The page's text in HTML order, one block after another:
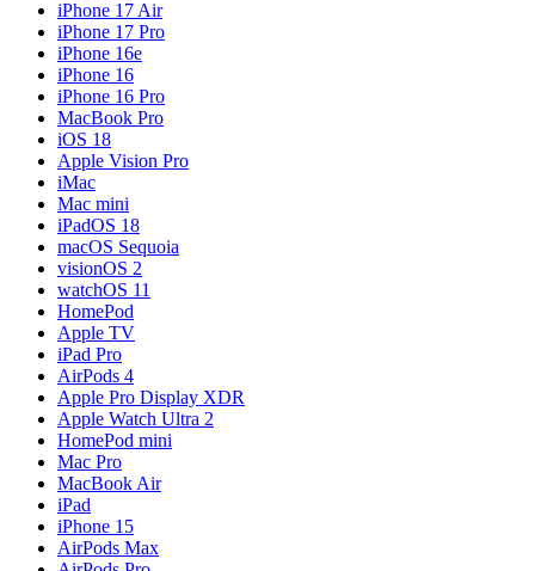
iPhone 17 Air
iPhone 17 Pro
iPhone 16e
iPhone 16
iPhone 16 Pro
MacBook Pro
iOS 18
Apple Vision Pro
iMac
Mac mini
iPadOS 18
macOS Sequoia
visionOS 2
watchOS 11
HomePod
Apple TV
iPad Pro
AirPods 4
Apple Pro Display XDR
Apple Watch Ultra 2
HomePod mini
Mac Pro
MacBook Air
iPad
iPhone 15
AirPods Max